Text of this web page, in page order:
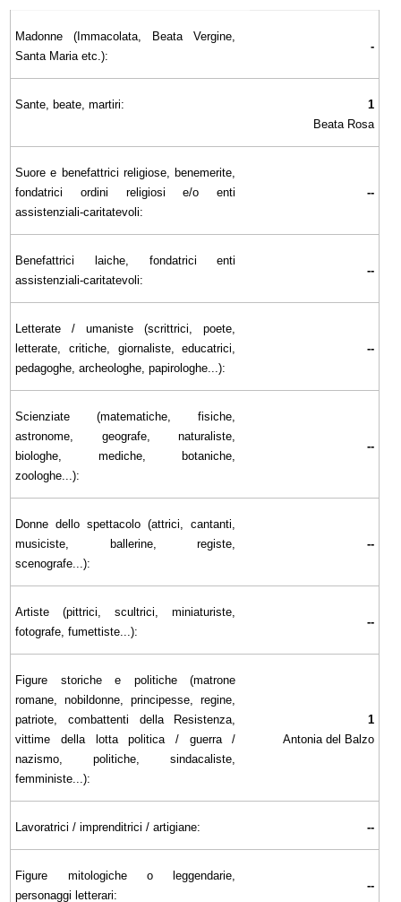
Madonne (Immacolata, Beata Vergine,
Santa Maria etc.):
-
Sante, beate, martiri:
1
Beata Rosa
Suore e benefattrici religiose, benemerite,
fondatrici ordini religiosi e/o enti
assistenziali-caritatevoli:
--
Benefattrici laiche, fondatrici enti
assistenziali-caritatevoli:
--
Letterate / umaniste (scrittrici, poete,
letterate, critiche, giornaliste, educatrici,
pedagoghe, archeologhe, papirologhe...):
--
Scienziate (matematiche, fisiche,
astronome, geografe, naturaliste,
biologhe, mediche, botaniche,
zoologhe...):
--
Donne dello spettacolo (attrici, cantanti,
musiciste, ballerine, registe,
scenografe...):
--
Artiste (pittrici, scultrici, miniaturiste,
fotografe, fumettiste...):
--
Figure storiche e politiche (matrone
romane, nobildonne, principesse, regine,
patriote, combattenti della Resistenza,
vittime della lotta politica / guerra /
nazismo, politiche, sindacaliste,
femministe...):
1
Antonia del Balzo
Lavoratrici / imprenditrici / artigiane: --
Figure mitologiche o leggendarie,
personaggi letterari:
--